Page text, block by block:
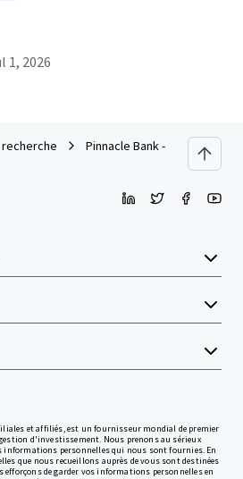
1, 2026
Pinnacle Bank - Mt Juliet, TN
filiales et affiliés, est un fournisseur mondial de premier
d'investissement. Nous prenons au sérieux
informations personnelles qui nous sont fournies. En
que nous recueillons auprès de vous sont destinées
de garder vos informations personnelles en